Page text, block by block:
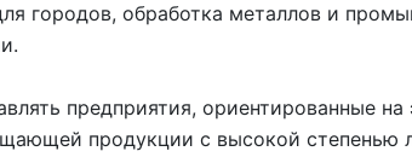
городов, обработка металлов и
предприятия, ориентированные на
продукции с высокой степенью